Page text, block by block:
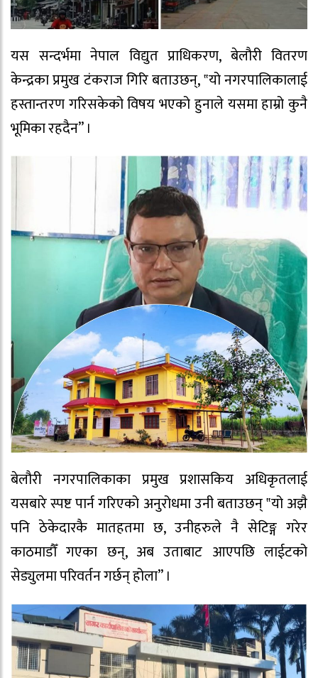
यस सन्दर्भमा नेपाल विद्युत प्राधिकरण, बेलौरी वितरण
केन्द्रका प्रमुख टंकराज गिरि बताउछन्, ‟यो नगरपालिकालाई
हस्तान्तरण गरिसकेको विषय भएको हुनाले यसमा हाम्रो कुनै
भूमिका रहदैन” ।
बेलौरी नगरपालिकाका प्रमुख प्रशासकिय अधिकृतलाई
यसबारे स्पष्ट पार्न गरिएको अनुरोधमा उनी बताउछन् ‟यो अझै
पनि ठेकेदारकै मातहतमा छ, उनीहरुले नै सेटिङ्ग गरेर
काठमाडौँ गएका छन्, अब उताबाट आएपछि लाईटको
सेड्युलमा परिवर्तन गर्छन् होला” ।